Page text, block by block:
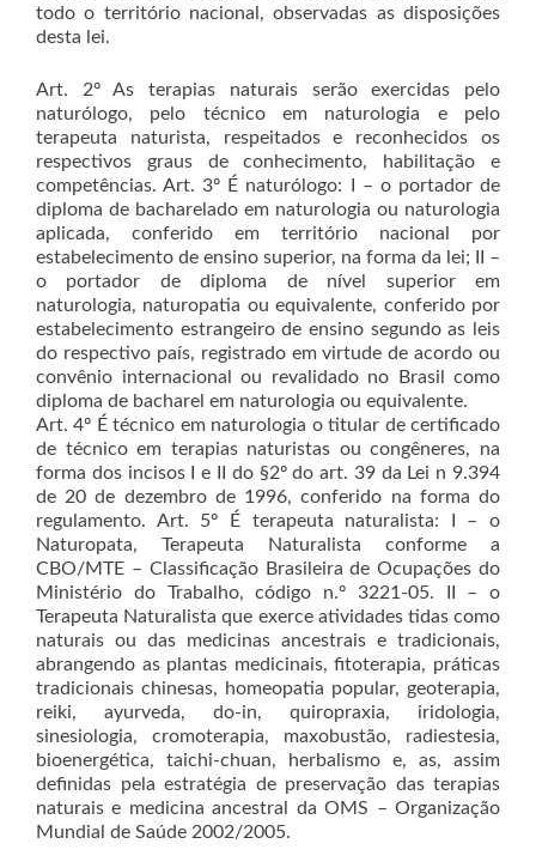
todo o território nacional, observadas as disposições
desta lei.
Art. 2º As terapias naturais serão exercidas pelo
naturólogo, pelo técnico em naturologia e pelo
terapeuta naturista, respeitados e reconhecidos os
respectivos graus de conhecimento, habilitação e
competências. Art. 3º É naturólogo: I – o portador de
diploma de bacharelado em naturologia ou naturologia
aplicada, conferido em território nacional por
estabelecimento de ensino superior, na forma da lei; II –
o portador de diploma de nível superior em
naturologia, naturopatia ou equivalente, conferido por
estabelecimento estrangeiro de ensino segundo as leis
do respectivo país, registrado em virtude de acordo ou
convênio internacional ou revalidado no Brasil como
diploma de bacharel em naturologia ou equivalente.
Art. 4º É técnico em naturologia o titular de certificado
de técnico em terapias naturistas ou congêneres, na
forma dos incisos I e II do §2º do art. 39 da Lei n 9.394
de 20 de dezembro de 1996, conferido na forma do
regulamento. Art. 5º É terapeuta naturalista: I – o
Naturopata, Terapeuta Naturalista conforme a
CBO/MTE – Classificação Brasileira de Ocupações do
Ministério do Trabalho, código n.º 3221-05. II – o
Terapeuta Naturalista que exerce atividades tidas como
naturais ou das medicinas ancestrais e tradicionais,
abrangendo as plantas medicinais, fitoterapia, práticas
tradicionais chinesas, homeopatia popular, geoterapia,
reiki, ayurveda, do-in, quiropraxia, iridologia,
sinesiologia, cromoterapia, maxobustão, radiestesia,
bioenergética, taichi-chuan, herbalismo e, as, assim
definidas pela estratégia de preservação das terapias
naturais e medicina ancestral da OMS – Organização
Mundial de Saúde 2002/2005.